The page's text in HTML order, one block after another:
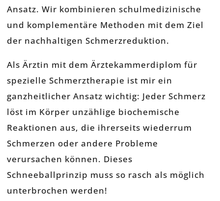
Ansatz. Wir kombinieren schulmedizinische
und komplementäre Methoden mit dem Ziel
der nachhaltigen Schmerzreduktion.
Als Ärztin mit dem Ärztekammerdiplom für
spezielle Schmerztherapie ist mir ein
ganzheitlicher Ansatz wichtig: Jeder Schmerz
löst im Körper unzählige biochemische
Reaktionen aus, die ihrerseits wiederrum
Schmerzen oder andere Probleme
verursachen können. Dieses
Schneeballprinzip muss so rasch als möglich
unterbrochen werden!